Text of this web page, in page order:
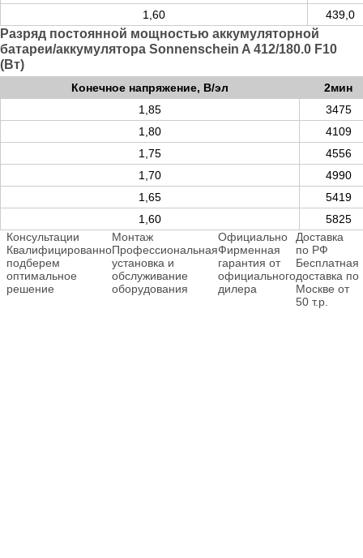
1,60
439,0
Разряд постоянной мощностью аккумуляторной
батареи/аккумулятора Sonnenschein A 412/180.0 F10
(Вт)
Конечное напряжение, В/эл
2мин
1,85
3475
1,80
4109
1,75
4556
1,70
4990
1,65
5419
1,60
5825
Консультации
Квалифицированно
подберем
оптимальное
решение
Монтаж
Профессиональная
установка и
обслуживание
оборудования
Официально
Фирменная
гарантия от
официального
дилера
Доставка
по РФ
Бесплатная
доставка по
Москве от
50 т.р.